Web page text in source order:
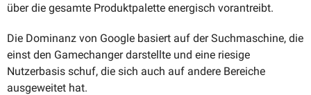
über die gesamte Produktpalette energisch vorantreibt.
Die Dominanz von Google basiert auf der Suchmaschine, die
einst den Gamechanger darstellte und eine riesige
Nutzerbasis schuf, die sich auch auf andere Bereiche
ausgeweitet hat.